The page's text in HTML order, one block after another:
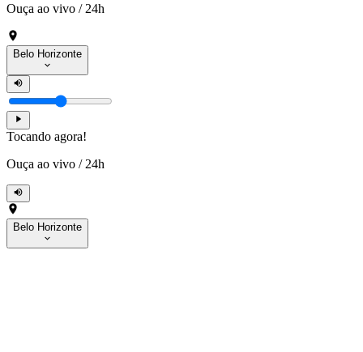
Ouça ao vivo / 24h
Belo Horizonte
Tocando agora!
Ouça ao vivo / 24h
Belo Horizonte